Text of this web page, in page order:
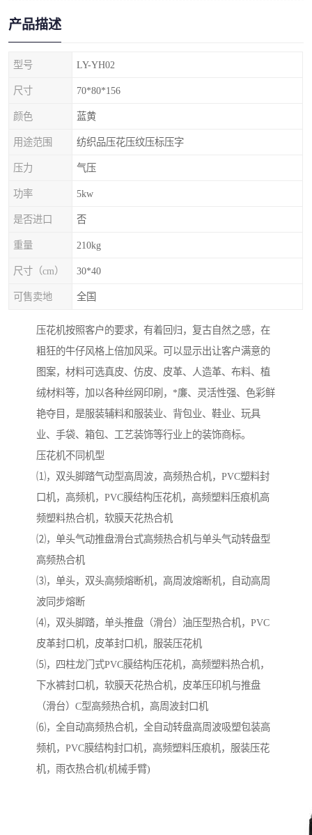
产品描述
型号 LY-YH02
尺寸 70*80*156
颜色 蓝黄
用途范围 纺织品压花压纹压标压字
压力 气压
功率 5kw
是否进口 否
重量 210kg
尺寸（cm） 30*40
可售卖地 全国
压花机按照客户的要求，有着回归，复古自然之感，在
粗狂的牛仔风格上倍加风采。可以显示出让客户满意的
图案，材料可选真皮、仿皮、皮革、人造革、布料、植
绒材料等，加以各种丝网印刷，*廉、灵活性强、色彩鲜
艳夺目，是服装辅料和服装业、背包业、鞋业、玩具
业、手袋、箱包、工艺装饰等行业上的装饰商标。
压花机不同机型
⑴，双头脚踏气动型高周波，高频热合机，PVC塑料封
口机，高频机，PVC膜结构压花机，高频塑料压痕机高
频塑料热合机，软膜天花热合机
⑵，单头气动推盘滑台式高频热合机与单头气动转盘型
高频热合机
⑶，单头，双头高频熔断机，高周波熔断机，自动高周
波同步熔断
⑷，双头脚踏，单头推盘（滑台）油压型热合机，PVC
皮革封口机，皮革封口机，服装压花机
⑸，四柱龙门式PVC膜结构压花机，高频塑料热合机，
下水裤封口机，软膜天花热合机，皮革压印机与推盘
（滑台）C型高频热合机，高周波封口机
⑹，全自动高频热合机，全自动转盘高周波吸塑包装高
频机，PVC膜结构封口机，高频塑料压痕机，服装压花
机，雨衣热合机(机械手臂)